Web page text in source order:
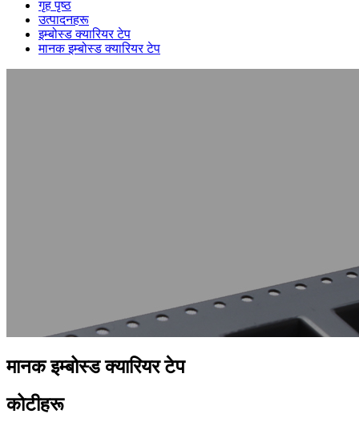
गृह पृष्ठ
उत्पादनहरू
इम्बोस्ड क्यारियर टेप
मानक इम्बोस्ड क्यारियर टेप
मानक इम्बोस्ड क्यारियर टेप
कोटीहरू